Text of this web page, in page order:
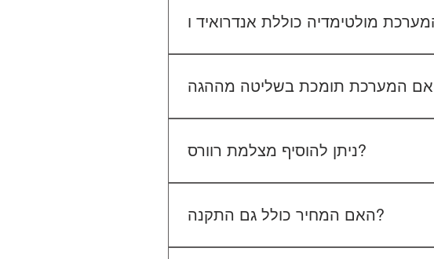
מתאים לכם.
אלינו לפני ההתקנה.
ניתן להוסיף מצלמת רוורס?
האם המחיר כולל גם התקנה?